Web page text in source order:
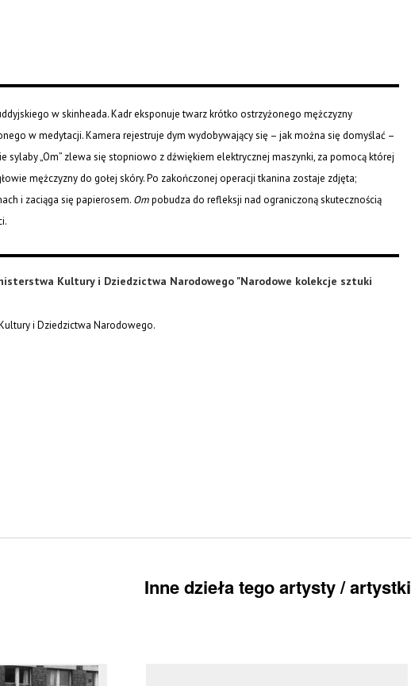
w skinheada. Kadr eksponuje twarz krótko ostrzyżonego mężczyzny
w medytacji. Kamera rejestruje dym wydobywający się – jak można się domyślać –
sylaby „Om” zlewa się stopniowo z dźwiękiem elektrycznej maszynki, za pomocą której
mężczyzny do gołej skóry. Po zakończonej operacji tkanina zostaje zdjęta;
i zaciąga się papierosem. Ompobudza do refleksji nad ograniczoną skutecznością
Kultury i Dziedzictwa Narodowego "Narodowe kolekcje sztuki
i Dziedzictwa Narodowego.
Inne dzieła tego artysty / artystki